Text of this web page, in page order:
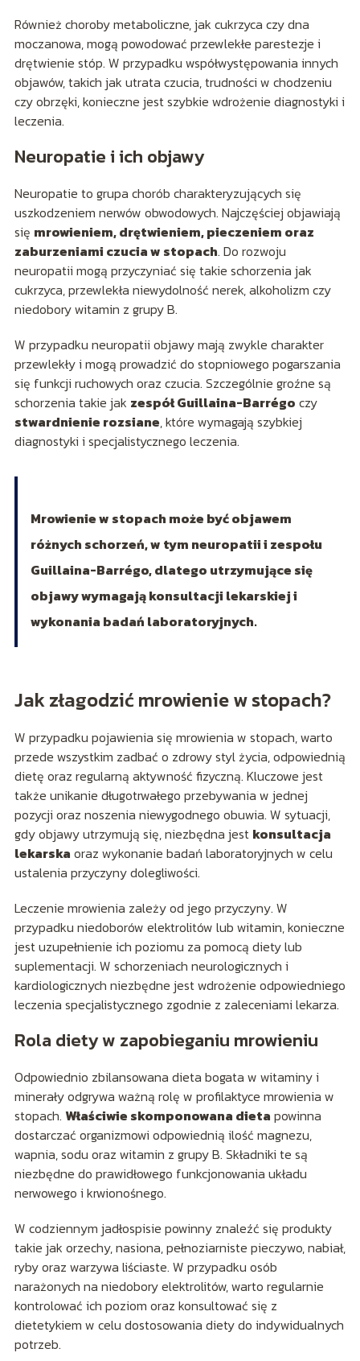
Również choroby metaboliczne, jak cukrzyca czy dna
moczanowa, mogą powodować przewlekłe parestezje i
drętwienie stóp. W przypadku współwystępowania innych
objawów, takich jak utrata czucia, trudności w chodzeniu
czy obrzęki, konieczne jest szybkie wdrożenie diagnostyki i
leczenia.
Neuropatie i ich objawy
Neuropatie to grupa chorób charakteryzujących się
uszkodzeniem nerwów obwodowych. Najczęściej objawiają
się mrowieniem, drętwieniem, pieczeniem oraz
zaburzeniami czucia w stopach. Do rozwoju
neuropatii mogą przyczyniać się takie schorzenia jak
cukrzyca, przewlekła niewydolność nerek, alkoholizm czy
niedobory witamin z grupy B.
W przypadku neuropatii objawy mają zwykle charakter
przewlekły i mogą prowadzić do stopniowego pogarszania
się funkcji ruchowych oraz czucia. Szczególnie groźne są
schorzenia takie jak zespół Guillaina-Barrégo czy
stwardnienie rozsiane, które wymagają szybkiej
diagnostyki i specjalistycznego leczenia.
Mrowienie w stopach może być objawem
różnych schorzeń, w tym neuropatii i zespołu
Guillaina-Barrégo, dlatego utrzymujące się
objawy wymagają konsultacji lekarskiej i
wykonania badań laboratoryjnych.
Jak złagodzić mrowienie w stopach?
W przypadku pojawienia się mrowienia w stopach, warto
przede wszystkim zadbać o zdrowy styl życia, odpowiednią
dietę oraz regularną aktywność fizyczną. Kluczowe jest
także unikanie długotrwałego przebywania w jednej
pozycji oraz noszenia niewygodnego obuwia. W sytuacji,
gdy objawy utrzymują się, niezbędna jest konsultacja
lekarska oraz wykonanie badań laboratoryjnych w celu
ustalenia przyczyny dolegliwości.
Leczenie mrowienia zależy od jego przyczyny. W
przypadku niedoborów elektrolitów lub witamin, konieczne
jest uzupełnienie ich poziomu za pomocą diety lub
suplementacji. W schorzeniach neurologicznych i
kardiologicznych niezbędne jest wdrożenie odpowiedniego
leczenia specjalistycznego zgodnie z zaleceniami lekarza.
Rola diety w zapobieganiu mrowieniu
Odpowiednio zbilansowana dieta bogata w witaminy i
minerały odgrywa ważną rolę w profilaktyce mrowienia w
stopach. Właściwie skomponowana dieta powinna
dostarczać organizmowi odpowiednią ilość magnezu,
wapnia, sodu oraz witamin z grupy B. Składniki te są
niezbędne do prawidłowego funkcjonowania układu
nerwowego i krwionośnego.
W codziennym jadłospisie powinny znaleźć się produkty
takie jak orzechy, nasiona, pełnoziarniste pieczywo, nabiał,
ryby oraz warzywa liściaste. W przypadku osób
narażonych na niedobory elektrolitów, warto regularnie
kontrolować ich poziom oraz konsultować się z
dietetykiem w celu dostosowania diety do indywidualnych
potrzeb.